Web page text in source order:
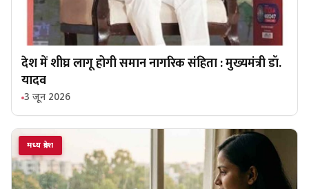
देश में शीघ्र लागू होगी समान नागरिक संहिता : मुख्यमंत्री डॉ.
यादव
3 जून 2026
मध्य प्रदेश